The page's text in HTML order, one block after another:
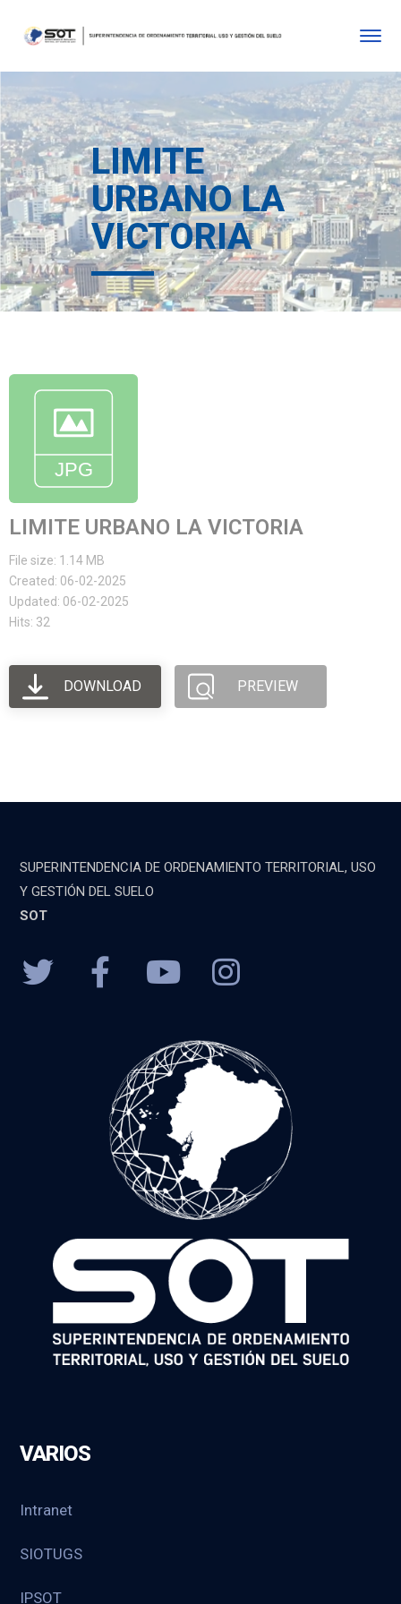
LIMITE
URBANO LA
VICTORIA
LIMITE URBANO LA VICTORIA
File size: 1.14 MB
Created: 06-02-2025
Updated: 06-02-2025
Hits: 32
DOWNLOAD PREVIEW
SUPERINTENDENCIA DE ORDENAMIENTO TERRITORIAL, USO
Y GESTIÓN DEL SUELO
SOT
VARIOS
Intranet
SIOTUGS
IPSOT